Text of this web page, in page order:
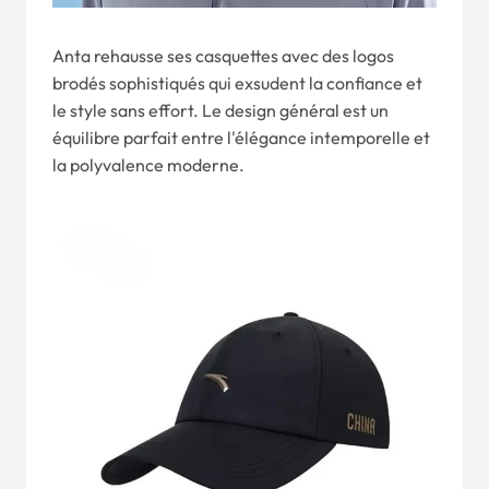
Anta rehausse ses casquettes avec des logos
brodés sophistiqués qui exsudent la confiance et
le style sans effort. Le design général est un
équilibre parfait entre l'élégance intemporelle et
la polyvalence moderne.